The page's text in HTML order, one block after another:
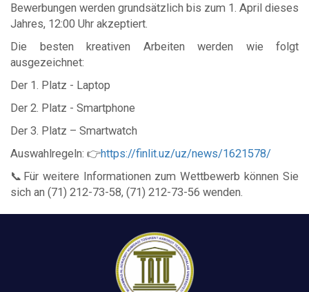
Bewerbungen werden grundsätzlich bis zum 1. April dieses
Jahres, 12:00 Uhr akzeptiert.
Die besten kreativen Arbeiten werden wie folgt
ausgezeichnet:
Der 1. Platz - Laptop
Der 2. Platz - Smartphone
Der 3. Platz – Smartwatch
Auswahlregeln: 👉https://finlit.uz/uz/news/1621578/
📞Für weitere Informationen zum Wettbewerb können Sie
sich an (71) 212-73-58, (71) 212-73-56 wenden.